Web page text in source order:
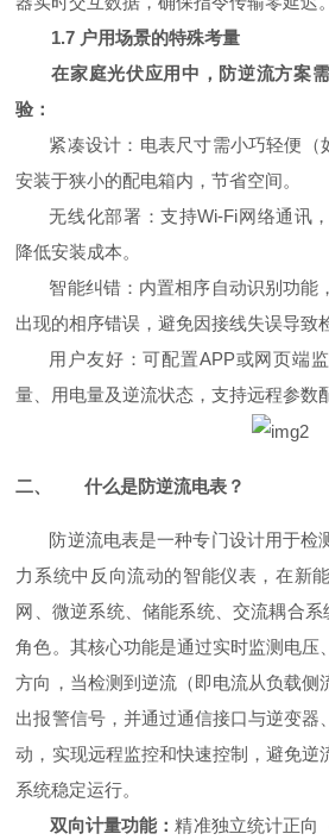
1.7 户用场景的特殊考量
在家庭光伏应用中，防逆流方案
验：
紧凑设计：电表尺寸需小巧轻便（
安装于狭小的配电箱内，节省空间。
无线化部署：支持Wi-Fi网络通讯
降低安装成本。
智能纠错：内置相序自动识别功能
出现的相序错误，避免因接线失误导致
用户友好：可配置APP或网页端
量、用电量及逆流状态，支持远程参数
二、 什么是防逆流电表？
防逆流电表是一种专门设计用于检
力系统中反向流动的智能仪表，在新
网、微逆系统、储能系统、交流耦合系
角色。其核心功能是通过实时监测电压
方向，当检测到逆流（即电流从负载侧
出报警信号，并通过通信接口与逆变器
动，实现远程监控和快速控制，避免逆
系统稳定运行。
双向计量功能：精准独立统计正向